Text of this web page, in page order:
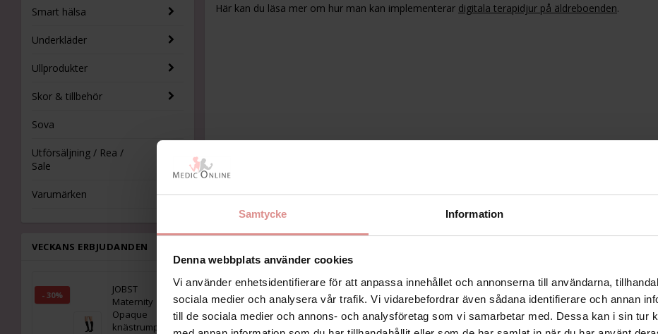
Samtycke Information
Denna webbplats använder cookies
Vi använder enhetsidentifierare för att anpassa innehållet och annonserna till användarna,
sociala medier och analysera vår trafik. Vi vidarebefordrar även sådana identifierare och annan
till de sociala medier och annons- och analysföretag som vi samarbetar med. Dessa kan i sin tur
Smart hälsa
Underkläder
Ullprodukter
Skor & tillbehör
Sova
Utförsäljning / Rea /
Sale
Varumärken
VECKANS ERBJUDANDEN
- 30%
JOBST
Maternity
Opaque
knästrumpor
Här kan du läsa mer om hur man kan implementerar digitala terapidjur på äldreboenden.